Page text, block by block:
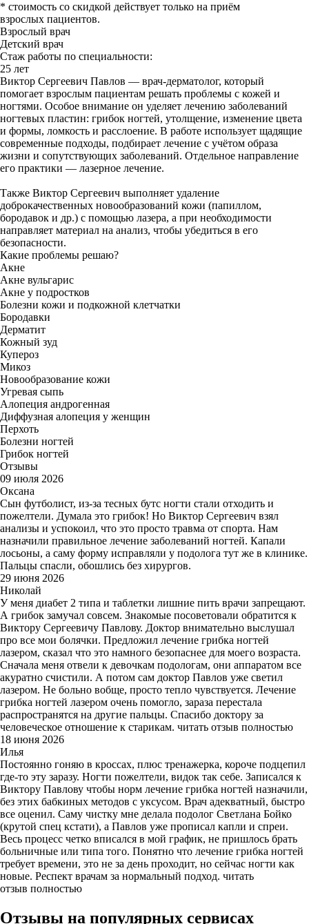
* стоимость со скидкой действует только на приём
взрослых пациентов.
Взрослый врач
Детский врач
Стаж работы по специальности:
25 лет
Виктор Сергеевич Павлов — врач‑дерматолог, который
помогает взрослым пациентам решать проблемы с кожей и
ногтями. Особое внимание он уделяет лечению заболеваний
ногтевых пластин: грибок ногтей, утолщение, изменение цвета
и формы, ломкость и расслоение. В работе использует щадящие
современные подходы, подбирает лечение с учётом образа
жизни и сопутствующих заболеваний. Отдельное направление
его практики — лазерное лечение.
Также Виктор Сергеевич выполняет удаление
доброкачественных новообразований кожи (папиллом,
бородавок и др.) с помощью лазера, а при необходимости
направляет материал на анализ, чтобы убедиться в его
безопасности.
Какие проблемы решаю?
Акне
Акне вульгарис
Акне у подростков
Болезни кожи и подкожной клетчатки
Бородавки
Дерматит
Кожный зуд
Купероз
Микоз
Новообразование кожи
Угревая сыпь
Алопеция андрогенная
Диффузная алопеция у женщин
Перхоть
Болезни ногтей
Грибок ногтей
Отзывы
09 июля 2026
Оксана
Сын футболист, из-за тесных бутс ногти стали отходить и
пожелтели. Думала это грибок! Но Виктор Сергеевич взял
анализы и успокоил, что это просто травма от спорта. Нам
назначили правильное лечение заболеваний ногтей. Капали
лосьоны, а саму форму исправляли у подолога тут же в клинике.
Пальцы спасли, обошлись без хирургов.
29 июня 2026
Николай
У меня диабет 2 типа и таблетки лишние пить врачи запрещают.
А грибок замучал совсем. Знакомые посоветовали обратится к
Виктору Сергеевичу Павлову. Доктор внимательно выслушал
про все мои болячки. Предложил лечение грибка ногтей
лазером, сказал что это намного безопаснее для моего возраста.
Сначала меня отвели к девочкам подологам, они аппаратом все
акуратно счистили. А потом сам доктор Павлов уже светил
лазером. Не больно вобще, просто тепло чувствуется. Лечение
грибка ногтей лазером очень помогло, зараза перестала
распространятся на другие пальцы. Спасибо доктору за
человеческое отношение к старикам. читать отзыв полностью
18 июня 2026
Илья
Постоянно гоняю в кроссах, плюс тренажерка, короче подцепил
где-то эту заразу. Ногти пожелтели, видок так себе. Записался к
Виктору Павлову чтобы норм лечение грибка ногтей назначили,
без этих бабкиных методов с уксусом. Врач адекватный, быстро
все оценил. Саму чистку мне делала подолог Светлана Бойко
(крутой спец кстати), а Павлов уже прописал капли и спреи.
Весь процесс четко вписался в мой график, не пришлось брать
больничные или типа того. Понятно что лечение грибка ногтей
требует времени, это не за день проходит, но сейчас ногти как
новые. Респект врачам за нормальный подход. читать
отзыв полностью
Отзывы на популярных сервисах